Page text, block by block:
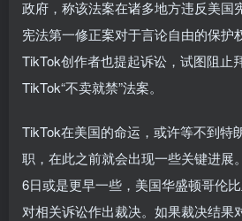
政府，称该法案在诸多地方违反美国
宪法第一修正案对于言论自由的保护
TikTok创作者也提起诉讼，试图阻止
TikTok“不卖就禁”法案。
TikTok在美国的命运，或许等不到特
职，在此之前就会出现一些关键进展
6日或是更早一些，美国华盛顿哥伦
对相关诉讼作出裁决。如果裁决结果